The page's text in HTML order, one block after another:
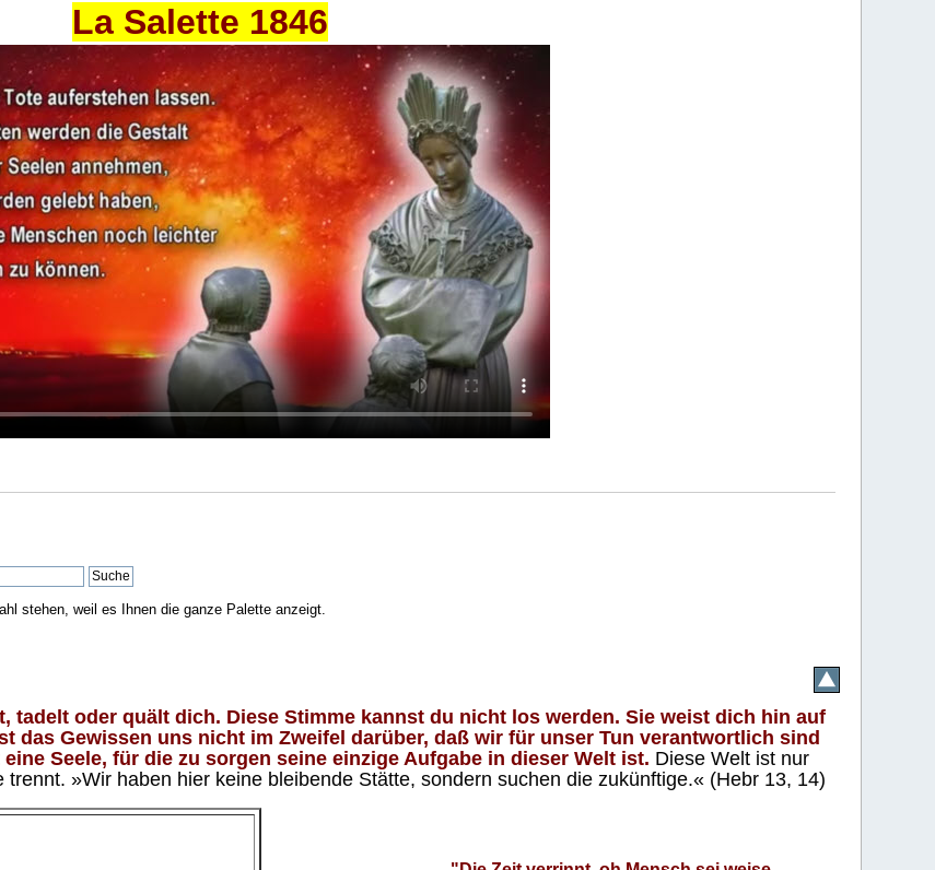
La Salette 1846
stehen, weil es Ihnen die ganze Palette anzeigt.
tadelt oder quält dich. Diese Stimme kannst du nicht los werden. Sie weist dich hin auf
das Gewissen uns nicht im Zweifel darüber, daß wir für unser Tun verantwortlich sind
Seele, für die zu sorgen seine einzige Aufgabe in dieser Welt ist. Diese Welt ist nur
»Wir haben hier keine bleibende Stätte, sondern suchen die zukünftige.« (Hebr 13, 14)